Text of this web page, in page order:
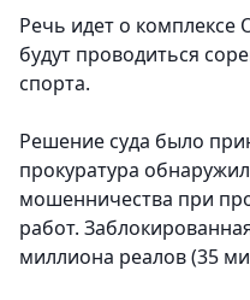
Речь идет о комплексе
будут проводиться
спорта.
Решение суда было
прокуратура
мошенничества при
работ.
миллиона реалов (35